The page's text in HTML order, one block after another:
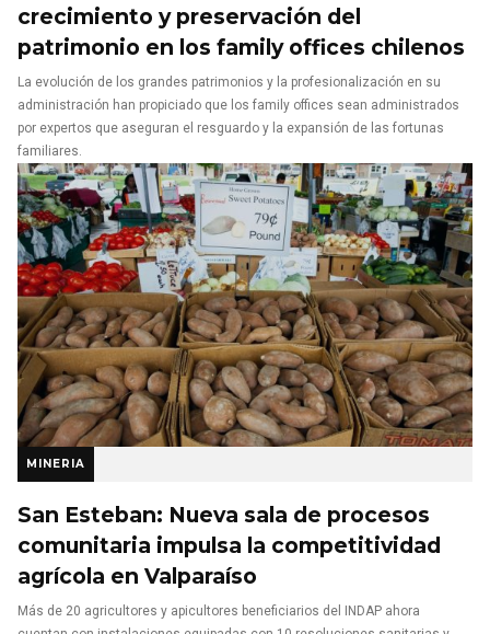
crecimiento y preservación del
patrimonio en los family offices chilenos
La evolución de los grandes patrimonios y la profesionalización en su
administración han propiciado que los family offices sean administrados
por expertos que aseguran el resguardo y la expansión de las fortunas
familiares.
MINERIA
San Esteban: Nueva sala de procesos
comunitaria impulsa la competitividad
agrícola en Valparaíso
Más de 20 agricultores y apicultores beneficiarios del INDAP ahora